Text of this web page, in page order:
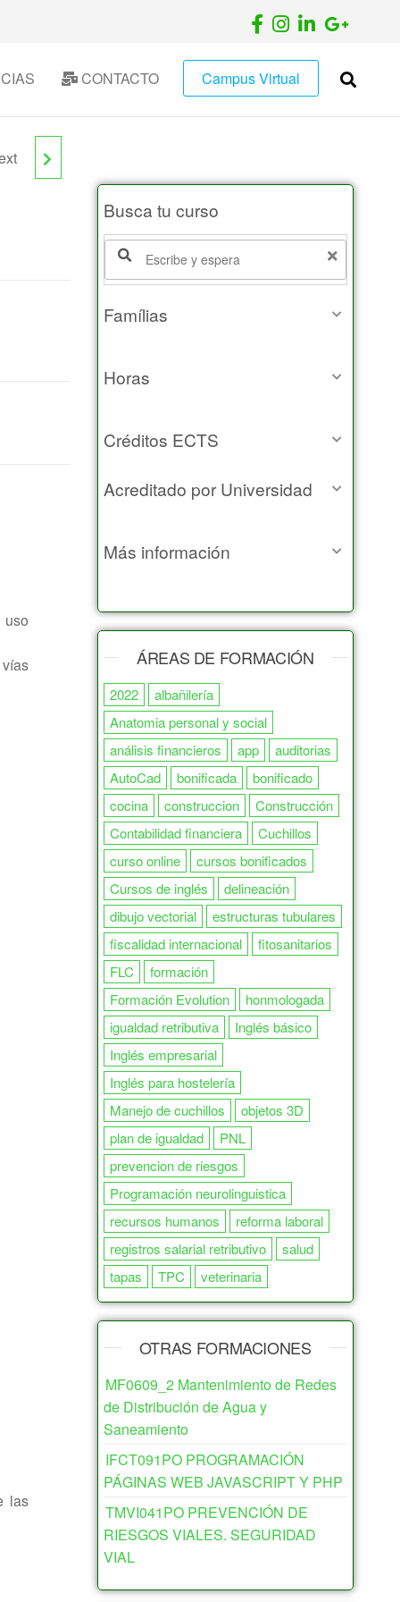
Campus Virtual
CONTACTO
las
Busca tu curso
Famílias
Horas
Créditos ECTS
Acreditado por Universidad
Más información
ÁREAS DE FORMACIÓN
2022
albañilería
Anatomia personal y social
análisis financieros
app
auditorias
AutoCad
bonificada
bonificado
cocina
construccion
Construcción
Contabilidad financiera
Cuchillos
curso online
cursos bonificados
Cursos de inglés
delineación
dibujo vectorial
estructuras tubulares
fiscalidad internacional
fitosanitarios
FLC
formación
Formación Evolution
honmologada
igualdad retributiva
Inglés básico
Inglés empresarial
Inglés para hostelería
Manejo de cuchillos
objetos 3D
plan de igualdad
PNL
prevencion de riesgos
Programación neurolinguistica
recursos humanos
reforma laboral
registros salarial retributivo
salud
tapas
TPC veterinaria
OTRAS FORMACIONES
MF0609_2 Mantenimiento de Redes
de Distribución de Agua y
Saneamiento
IFCT091PO PROGRAMACIÓN
PÁGINAS WEB JAVASCRIPT Y PHP
TMVI041PO PREVENCIÓN DE
RIESGOS VIALES. SEGURIDAD
VIAL